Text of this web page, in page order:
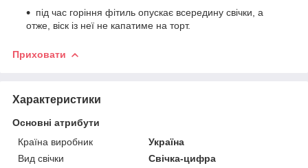
під час горіння фітиль опускає всередину свічки, а
отже, віск із неї не капатиме на торт.
Приховати
Характеристики
Основні атрибути
Країна виробник
Україна
Вид свічки
Свічка-цифра